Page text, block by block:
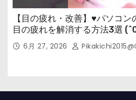
【目の疲れ・改善】♥パソコ
目の疲れを解消する方法3選
市の女性・美容鍼灸・整体師が
6月 27, 2026